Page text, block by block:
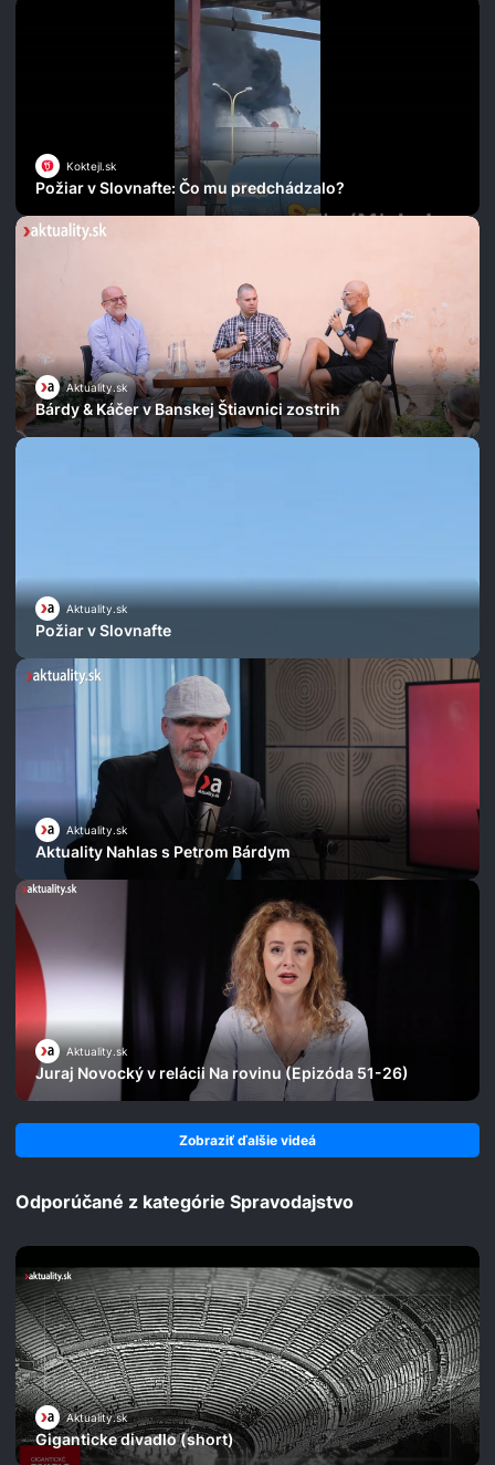
Koktejl.sk
Požiar v Slovnafte: Čo mu predchádzalo?
Aktuality.sk
Bárdy & Káčer v Banskej Štiavnici zostrih
Aktuality.sk
Požiar v Slovnafte
Aktuality.sk
Aktuality Nahlas s Petrom Bárdym
Aktuality.sk
Juraj Novocký v relácii Na rovinu (Epizóda 51-26)
Zobraziť ďalšie videá
Odporúčané z kategórie Spravodajstvo
Aktuality.sk
Giganticke divadlo (short)